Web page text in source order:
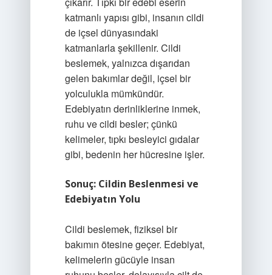
katmanlı yapısı gibi, insanın cildi
de içsel dünyasındaki
katmanlarla şekillenir. Cildi
beslemek, yalnızca dışarıdan
gelen bakımlar değil, içsel bir
yolculukla mümkündür.
Edebiyatın derinliklerine inmek,
ruhu ve cildi besler; çünkü
kelimeler, tıpkı besleyici gıdalar
gibi, bedenin her hücresine işler.
Sonuç: Cildin Beslenmesi ve
Edebiyatın Yolu
Cildi beslemek, fiziksel bir
bakımın ötesine geçer. Edebiyat,
kelimelerin gücüyle insan